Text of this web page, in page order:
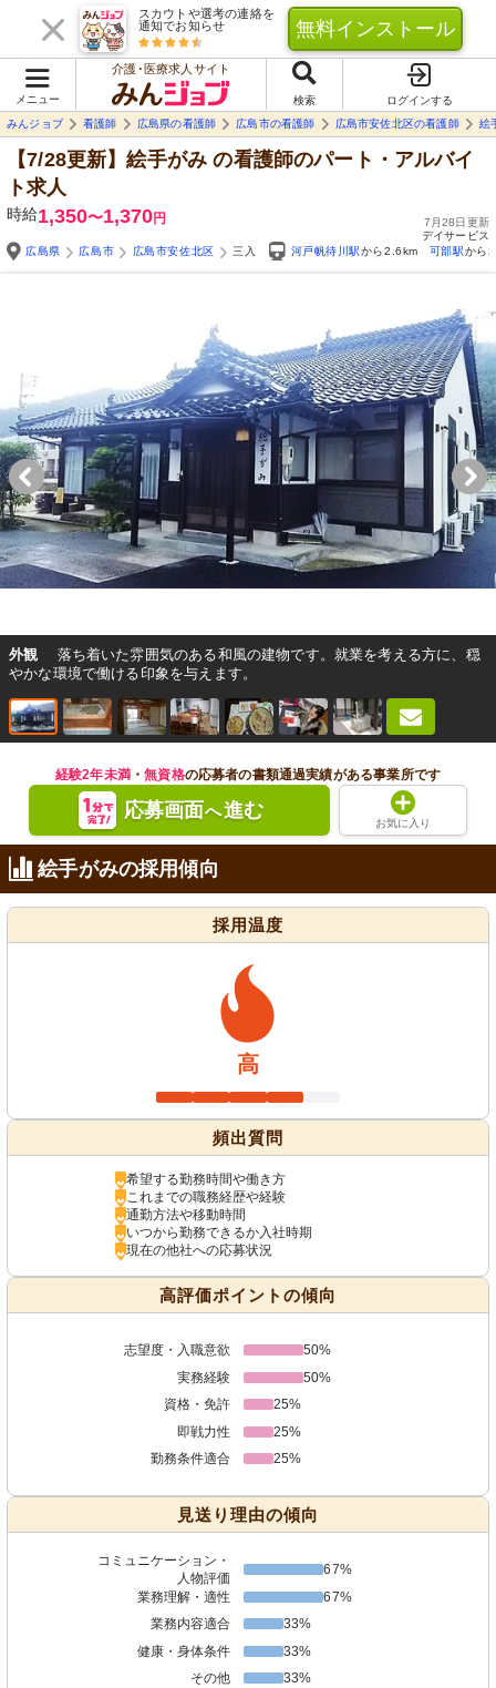
スカウトや選考の連絡を
通知でお知らせ
無料インストール
メニュー
介護･医療求人サイト
検索
ログインする
みんジョブ
看護師 広島県の看護師 広島市の看護師 広島市安佐北区の看護師 絵
【7/28更新】絵手がみ の看護師のパート・アルバイ
ト求人
時給1,350〜1,370円
7月28日更新
デイサービス
広島県
広島市 広島市安佐北区 三入 河戸帆待川駅から2.6km 可部駅から
外観
落ち着いた雰囲気のある和風の建物です。就業を考える方に、穏
やかな環境で働ける印象を与えます。
経験2年未満・無資格の応募者の書類通過実績がある事業所です
応募画面へ進む
お気に入り
絵手がみの採用傾向
採用温度
高
頻出質問
希望する勤務時間や働き方
これまでの職務経歴や経験
通勤方法や移動時間
いつから勤務できるか入社時期
現在の他社への応募状況
高評価ポイントの傾向
志望度・入職意欲
50%
実務経験
50%
資格・免許
25%
即戦力性
25%
勤務条件適合
25%
見送り理由の傾向
コミュニケーション・
人物評価
67%
業務理解・適性
67%
業務内容適合
33%
健康・身体条件
33%
その他
33%